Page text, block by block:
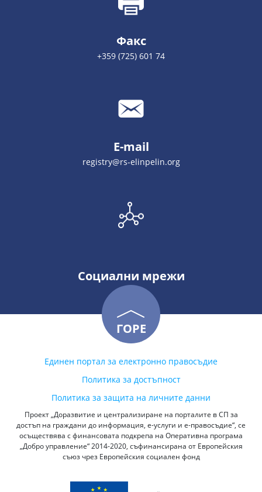
Факс
+359 (725) 601 74
E-mail
registry@rs-elinpelin.org
Социални мрежи
ГОРЕ
Единен портал за електронно правосъдие
Политика за достъпност
Политика за защита на личните данни
Проект „Доразвитие и централизиране на порталите в СП за
достъп на граждани до информация, е-услуги и е-правосъдие“, се
осъществява с финансовата подкрепа на Оперативна програма
„Добро управление“ 2014-2020, съфинансирана от Европейския
съюз чрез Европейския социален фонд